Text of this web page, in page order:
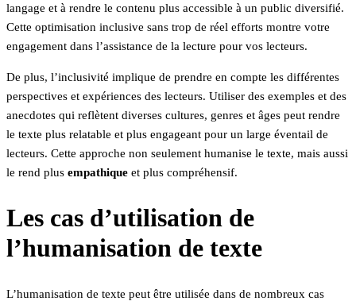
langage et à rendre le contenu plus accessible à un public diversifié.
Cette optimisation inclusive sans trop de réel efforts montre votre
engagement dans l’assistance de la lecture pour vos lecteurs.
De plus, l’inclusivité implique de prendre en compte les différentes
perspectives et expériences des lecteurs. Utiliser des exemples et des
anecdotes qui reflètent diverses cultures, genres et âges peut rendre
le texte plus relatable et plus engageant pour un large éventail de
lecteurs. Cette approche non seulement humanise le texte, mais aussi
le rend plus empathique et plus compréhensif.
Les cas d’utilisation de
l’humanisation de texte
L’humanisation de texte peut être utilisée dans de nombreux cas